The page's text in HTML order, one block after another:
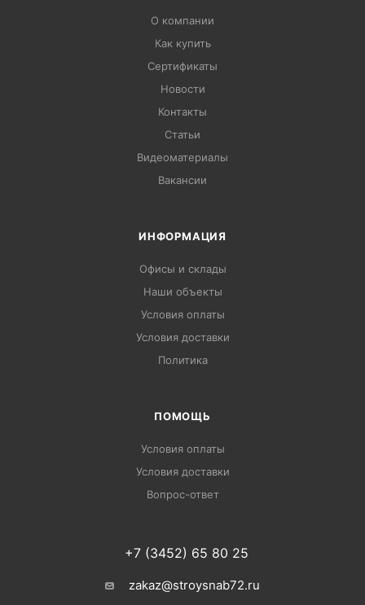
О компании
Как купить
Сертификаты
Новости
Контакты
Статьи
Видеоматериалы
Вакансии
ИНФОРМАЦИЯ
Офисы и склады
Наши объекты
Условия оплаты
Условия доставки
Политика
ПОМОЩЬ
Условия оплаты
Условия доставки
Вопрос-ответ
+7 (3452) 65 80 25
zakaz@stroysnab72.ru